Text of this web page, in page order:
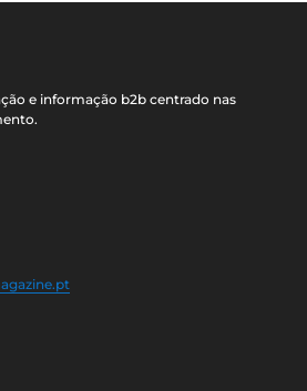
e informação b2b centrado nas